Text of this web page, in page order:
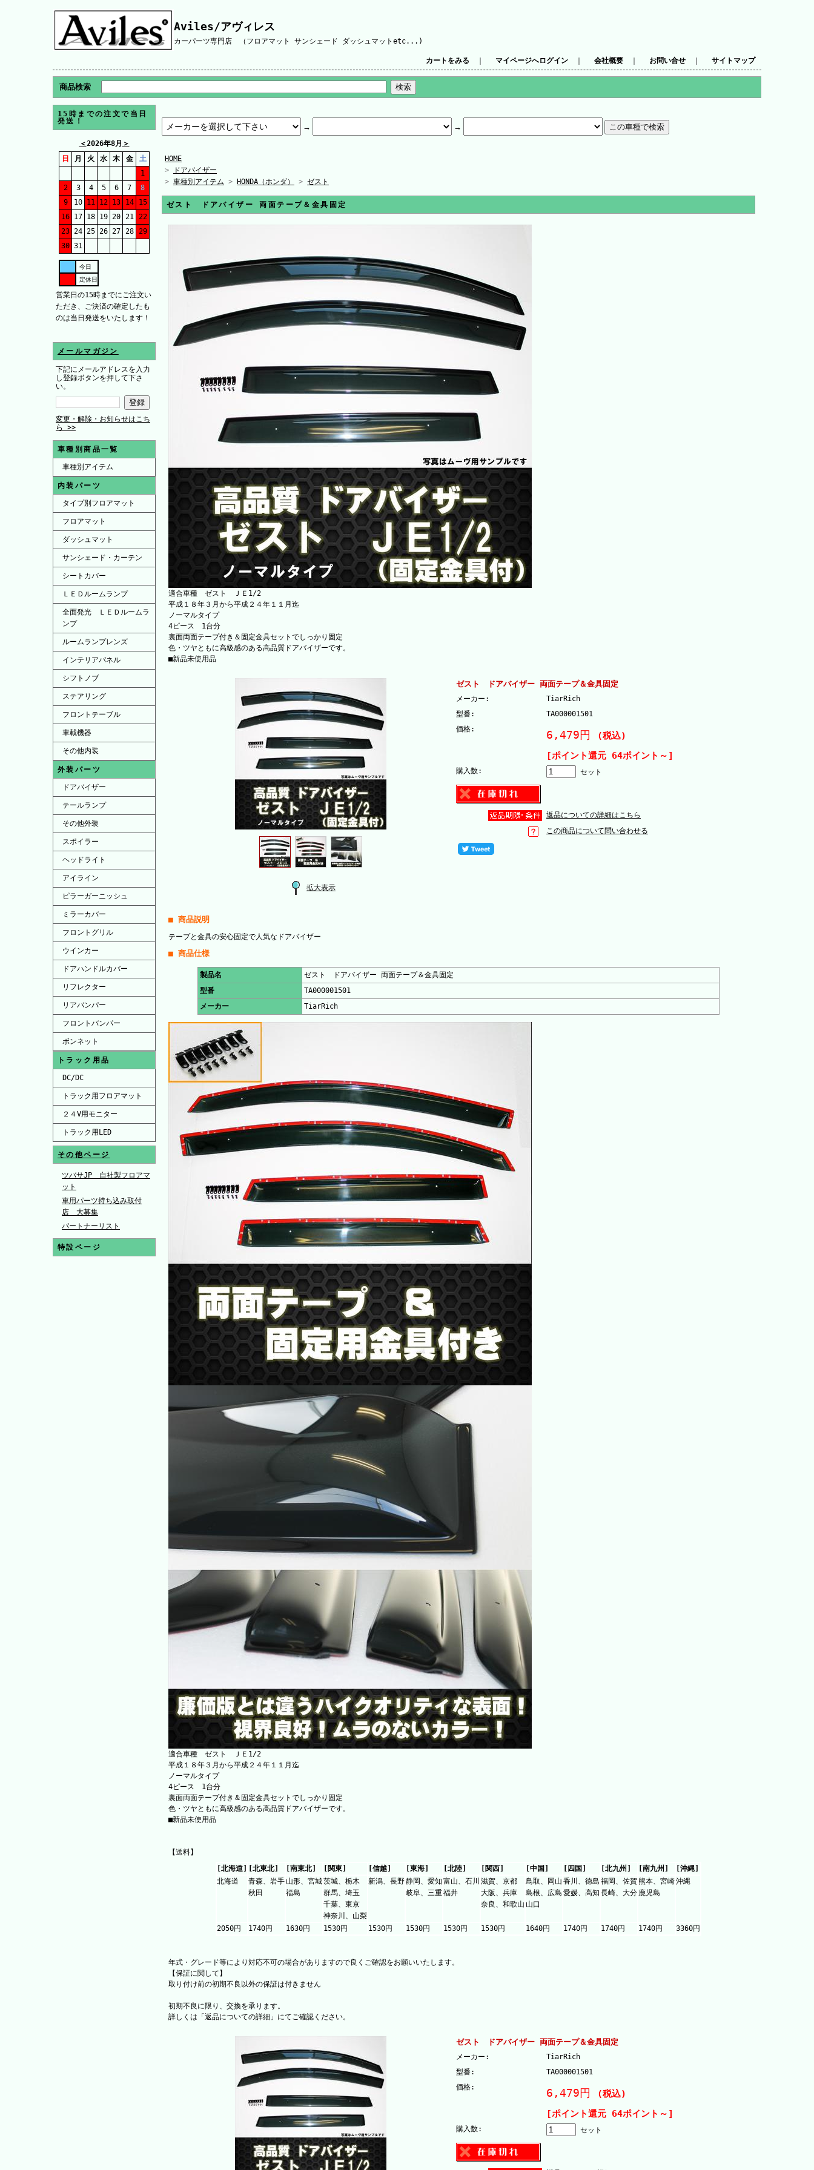
Aviles/アヴィレス
カーパーツ専門店 （フロアマット サンシェード ダッシュマットetc...)
カートをみる マイページへログイン 会社概要 お問い合せ サイトマップ
商品検索
15時までの注文で当日
発送！
＜2026年8月 ＞
日
月 火 水 木 金
土
1
2
3 4 5 6 7
8
9
10 11 12 13 14
15
16 17 18 19 20 21
22
23 24 25 26 27 28
29
30 31
今日
定休日
営業日の15時までにご注文い
ただき、ご決済の確定したも
のは当日発送をいたします！
メールマガジン
下記にメールアドレスを入力
し登録ボタンを押して下さ
い。
変更・解除・お知らせはこち
ら >>
車種別商品一覧
車種別アイテム
内装パーツ
タイプ別フロアマット
フロアマット
ダッシュマット
サンシェード・カーテン
シートカバー
ＬＥＤルームランプ
全面発光 ＬＥＤルームラ
ンプ
ルームランプレンズ
インテリアパネル
シフトノブ
ステアリング
フロントテーブル
車載機器
その他内装
外装パーツ
ドアバイザー
テールランプ
その他外装
スポイラー
ヘッドライト
アイライン
ピラーガーニッシュ
ミラーカバー
フロントグリル
ウインカー
ドアハンドルカバー
リフレクター
リアバンパー
フロントバンパー
ボンネット
トラック用品
DC/DC
トラック用フロアマット
２４V用モニター
トラック用LED
その他ページ
ツバサJP 自社製フロアマ
ット
車用パーツ持ち込み取付
店 大募集
パートナーリスト
特設ページ
HOME
>
ドアバイザー
> 車種別アイテム > HONDA（ホンダ） > ゼスト
ゼスト ドアバイザー 両面テープ＆金具固定
適合車種 ゼスト ＪＥ1/2
平成１８年３月から平成２４年１１月迄
ノーマルタイプ
4ピース 1台分
裏面両面テープ付き＆固定金具セットでしっかり固定
色・ツヤともに高級感のある高品質ドアバイザーです。
■新品未使用品
拡大表示
ゼスト ドアバイザー 両面テープ＆金具固定
メーカー:
TiarRich
型番:
TA000001501
価格:
6,479円 (税込)
[ポイント還元 64ポイント～]
購入数: セット
返品についての詳細はこちら
この商品について問い合わせる
■ 商品説明
テープと金具の安心固定で人気なドアバイザー
■ 商品仕様
製品名
ゼスト ドアバイザー 両面テープ＆金具固定
型番
TA000001501
メーカー
TiarRich
適合車種 ゼスト ＪＥ1/2
平成１８年３月から平成２４年１１月迄
ノーマルタイプ
4ピース 1台分
裏面両面テープ付き＆固定金具セットでしっかり固定
色・ツヤともに高級感のある高品質ドアバイザーです。
■新品未使用品
【送料】
[北海道]
[北東北] [南東北] [関東] [信越] [東海] [北陸] [関西] [中国] [四国] [北九州] [南九州]
[沖縄]
北海道
青森、岩手
秋田
山形、宮城
福島
茨城、栃木
群馬、埼玉
千葉、東京
神奈川、山梨
新潟、長野静岡、愛知
岐阜、三重
富山、石川
福井
滋賀、京都
大阪、兵庫
奈良、和歌山
鳥取、岡山
島根、広島
山口
香川、徳島
愛媛、高知
福岡、佐賀
長崎、大分
熊本、宮崎
鹿児島
沖縄
2050円 1740円 1630円 1530円 1530円 1530円 1530円 1530円 1640円 1740円 1740円 1740円 3360円
年式・グレード等により対応不可の場合がありますので良くご確認をお願いいたします。
【保証に関して】
取り付け前の初期不良以外の保証は付きません
初期不良に限り、交換を承ります。
詳しくは「返品についての詳細」にてご確認ください。
ゼスト ドアバイザー 両面テープ＆金具固定
メーカー:
TiarRich
型番:
TA000001501
価格:
6,479円 (税込)
[ポイント還元 64ポイント～]
購入数: セット